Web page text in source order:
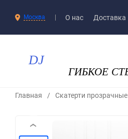
Москва О нас Доставка​
Главная / Скатерти прозрачные
‹